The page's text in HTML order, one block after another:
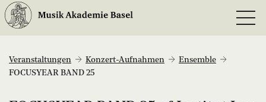
Veranstaltungen Konzert-Aufnahmen
Ensemble
FOCUSYEAR BAND 25